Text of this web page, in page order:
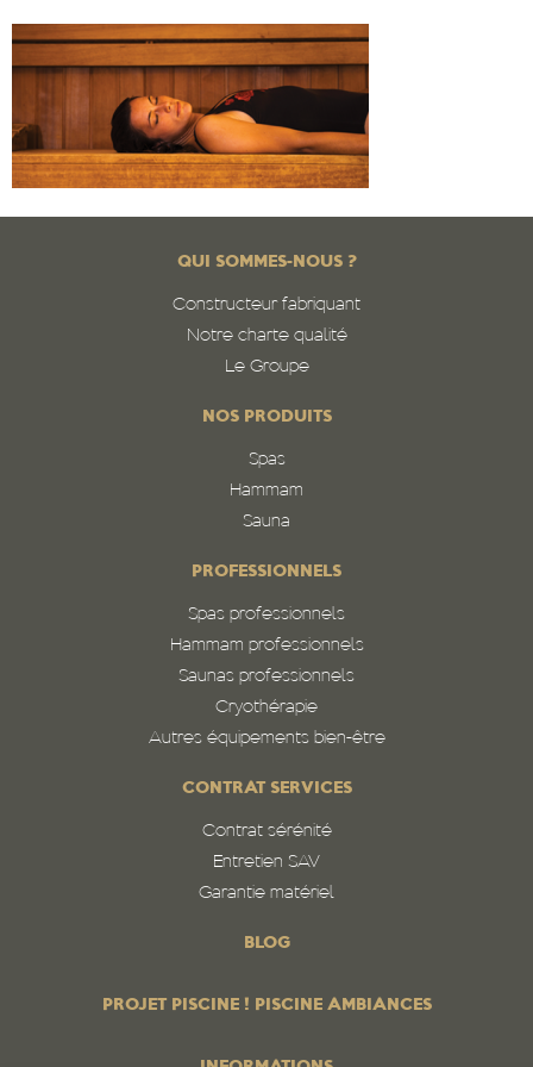
QUI SOMMES-NOUS ?
Constructeur fabriquant
Notre charte qualité
Le Groupe
NOS PRODUITS
Spas
Hammam
Sauna
PROFESSIONNELS
Spas professionnels
Hammam professionnels
Saunas professionnels
Cryothérapie
Autres équipements bien-être
CONTRAT SERVICES
Contrat sérénité
Entretien SAV
Garantie matériel
BLOG
PROJET PISCINE ! PISCINE AMBIANCES